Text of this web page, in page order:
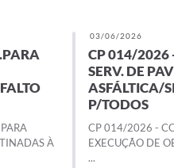
À
03/06/2026
CP 014/2026
SERV. DE
ASFÁLTICA/
P/TODOS
CP 014/2026 -
EXECUÇÃO DE
...